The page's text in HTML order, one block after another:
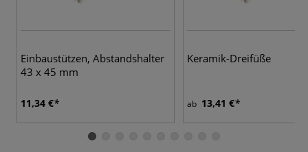
Einbaustützen, Abstandshalter
43 x 45 mm
11,34 €
Keramik-Dreifüße
ab 13,41 €